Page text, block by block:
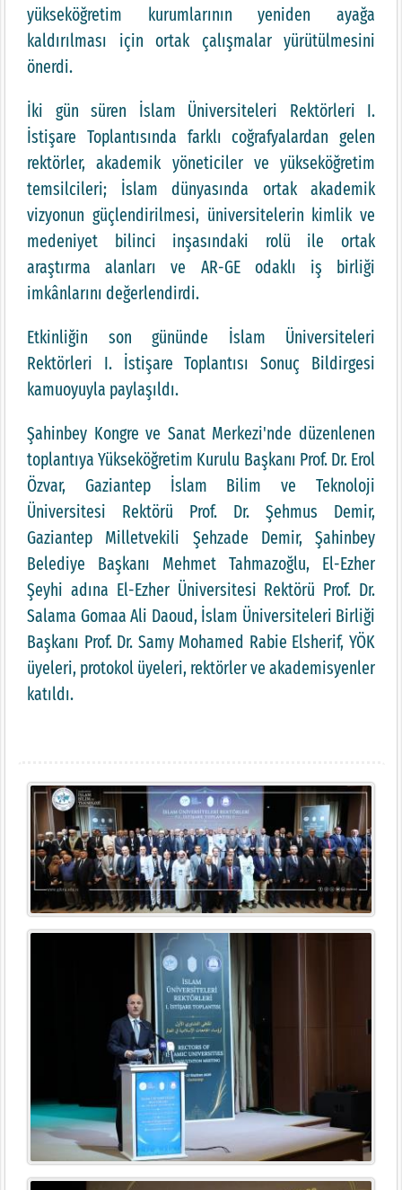
yükseköğretim kurumlarının yeniden ayağa
kaldırılması için ortak çalışmalar yürütülmesini
önerdi.
İki gün süren İslam Üniversiteleri Rektörleri I.
İstişare Toplantısında farklı coğrafyalardan gelen
rektörler, akademik yöneticiler ve yükseköğretim
temsilcileri; İslam dünyasında ortak akademik
vizyonun güçlendirilmesi, üniversitelerin kimlik ve
medeniyet bilinci inşasındaki rolü ile ortak
araştırma alanları ve AR-GE odaklı iş birliği
imkânlarını değerlendirdi.
Etkinliğin son gününde İslam Üniversiteleri
Rektörleri I. İstişare Toplantısı Sonuç Bildirgesi
kamuoyuyla paylaşıldı.
Şahinbey Kongre ve Sanat Merkezi'nde düzenlenen
toplantıya Yükseköğretim Kurulu Başkanı Prof. Dr. Erol
Özvar, Gaziantep İslam Bilim ve Teknoloji
Üniversitesi Rektörü Prof. Dr. Şehmus Demir,
Gaziantep Milletvekili Şehzade Demir, Şahinbey
Belediye Başkanı Mehmet Tahmazoğlu, El-Ezher
Şeyhi adına El-Ezher Üniversitesi Rektörü Prof. Dr.
Salama Gomaa Ali Daoud, İslam Üniversiteleri Birliği
Başkanı Prof. Dr. Samy Mohamed Rabie Elsherif, YÖK
üyeleri, protokol üyeleri, rektörler ve akademisyenler
katıldı.